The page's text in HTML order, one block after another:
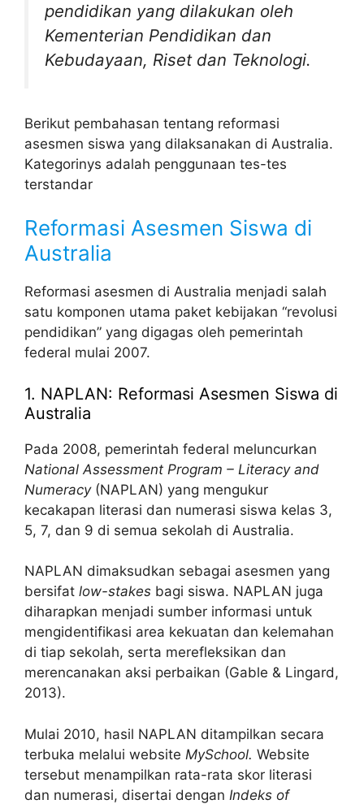
pendidikan yang dilakukan oleh
Kementerian Pendidikan dan
Kebudayaan, Riset dan Teknologi.
Berikut pembahasan tentang reformasi
asesmen siswa yang dilaksanakan di Australia.
Kategorinys adalah penggunaan tes-tes
terstandar
Reformasi Asesmen Siswa di
Australia
Reformasi asesmen di Australia menjadi salah
satu komponen utama paket kebijakan “revolusi
pendidikan” yang digagas oleh pemerintah
federal mulai 2007.
1. NAPLAN: Reformasi Asesmen Siswa di
Australia
Pada 2008, pemerintah federal meluncurkan
National Assessment Program – Literacy and
Numeracy (NAPLAN) yang mengukur
kecakapan literasi dan numerasi siswa kelas 3,
5, 7, dan 9 di semua sekolah di Australia.
NAPLAN dimaksudkan sebagai asesmen yang
bersifat low-stakes bagi siswa. NAPLAN juga
diharapkan menjadi sumber informasi untuk
mengidentifikasi area kekuatan dan kelemahan
di tiap sekolah, serta merefleksikan dan
merencanakan aksi perbaikan (Gable & Lingard,
2013).
Mulai 2010, hasil NAPLAN ditampilkan secara
terbuka melalui website MySchool. Website
tersebut menampilkan rata-rata skor literasi
dan numerasi, disertai dengan Indeks of